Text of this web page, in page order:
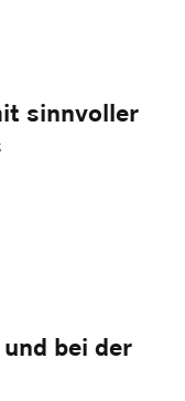
sinnvoller
bei der